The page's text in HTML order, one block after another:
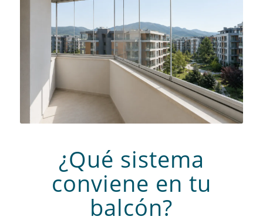
¿Qué sistema
conviene en tu
balcón?